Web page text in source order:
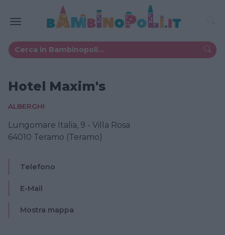
Hotel Maxim's
ALBERGHI
Lungomare Italia, 9 - Villa Rosa
64010 Teramo (Teramo)
Telefono
E-Mail
Mostra mappa